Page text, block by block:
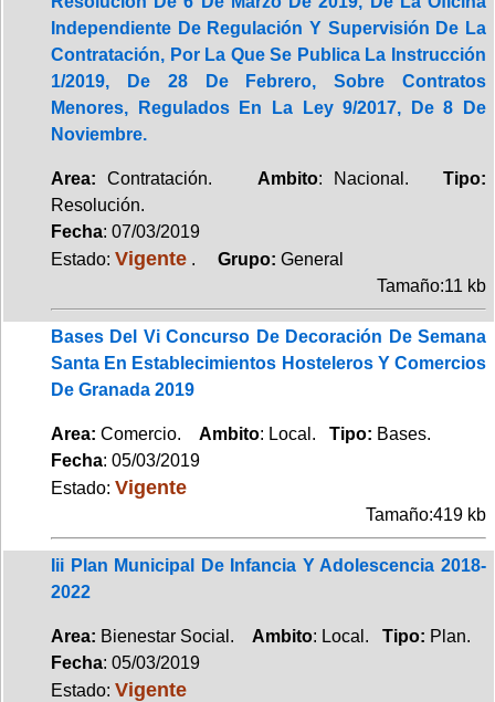
Independiente De Regulación Y Supervisión De La
Contratación, Por La Que Se Publica La Instrucción
1/2019, De 28 De Febrero, Sobre Contratos
Menores, Regulados En La Ley 9/2017, De 8 De
Noviembre.
Area: Contratación. Ambito: Nacional.Tipo:
Resolución.
Fecha: 07/03/2019
Estado: Vigente . Grupo: General
Tamaño:11 kb
Bases Del Vi Concurso De Decoración De Semana
Santa En Establecimientos Hosteleros Y Comercios
De Granada 2019
Area: Comercio. Ambito: Local. Tipo: Bases.
Fecha: 05/03/2019
Estado: Vigente
Tamaño:419 kb
Iii Plan Municipal De Infancia Y Adolescencia 2018-
2022
Area: Bienestar Social. Ambito: Local. Tipo: Plan.
Fecha: 05/03/2019
Estado: Vigente